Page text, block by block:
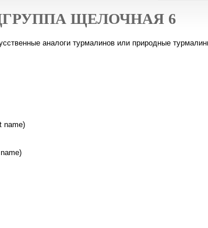
ЩЕЛОЧНАЯ 6
аналоги турмалинов или природные
name)